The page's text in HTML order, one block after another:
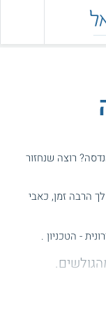
רוצה שנחזור
הרבה זמן, כאבי
- הטכניון .